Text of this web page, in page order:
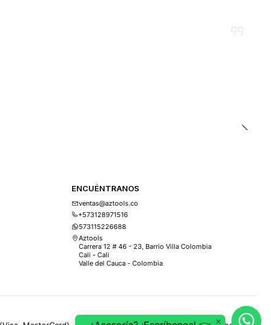
ENCUÉNTRANOS
ventas@aztools.co
+573128971516
573115226688
Aztools
Carrera 12 # 46 - 23, Barrio Villa Colombia
Cali - Cali
Valle del Cauca - Colombia